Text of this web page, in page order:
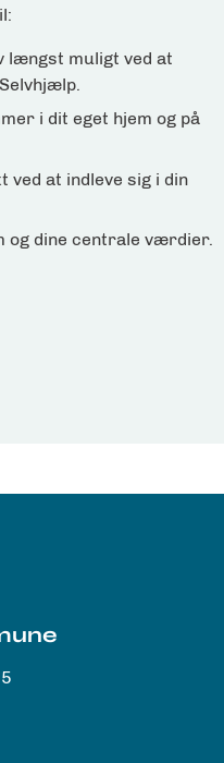
længst muligt ved at
i dit eget hjem og på
ved at indleve sig i din
og dine centrale værdier.